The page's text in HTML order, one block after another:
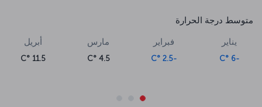
متوسط درجة الحرارة
يناير
-6 °C
فبراير
-2.5 °C
مارس
4.5 °C
أبريل
11.5 °C